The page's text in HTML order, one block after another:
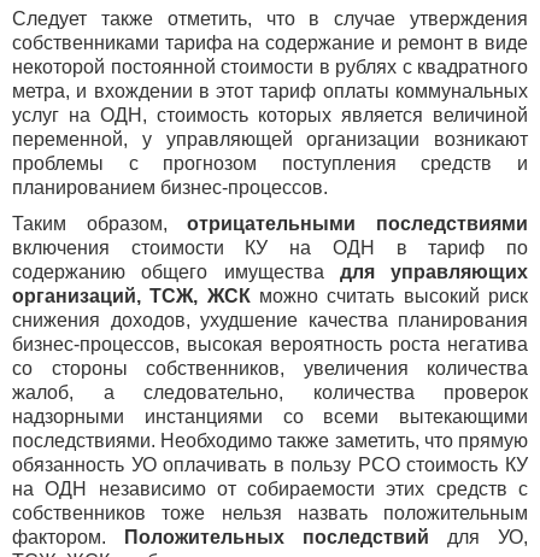
Следует также отметить, что в случае утверждения
собственниками тарифа на содержание и ремонт в виде
некоторой постоянной стоимости в рублях с квадратного
метра, и вхождении в этот тариф оплаты коммунальных
услуг на ОДН, стоимость которых является величиной
переменной, у управляющей организации возникают
проблемы с прогнозом поступления средств и
планированием бизнес-процессов.
Таким образом,отрицательными последствиями
включения стоимости КУ на ОДН в тариф по
содержанию общего имущества для управляющих
организаций, ТСЖ, ЖСКможно считать высокий риск
снижения доходов, ухудшение качества планирования
бизнес-процессов, высокая вероятность роста негатива
со стороны собственников, увеличения количества
жалоб, а следовательно, количества проверок
надзорными инстанциями со всеми вытекающими
последствиями. Необходимо также заметить, что прямую
обязанность УО оплачивать в пользу РСО стоимость КУ
на ОДН независимо от собираемости этих средств с
собственников тоже нельзя назвать положительным
фактором.
Положительных последствий для УО,